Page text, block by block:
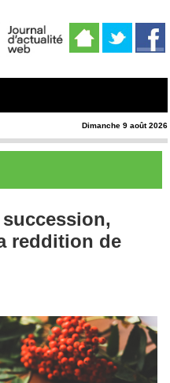
Dimanche 9 août 2026
reddition de